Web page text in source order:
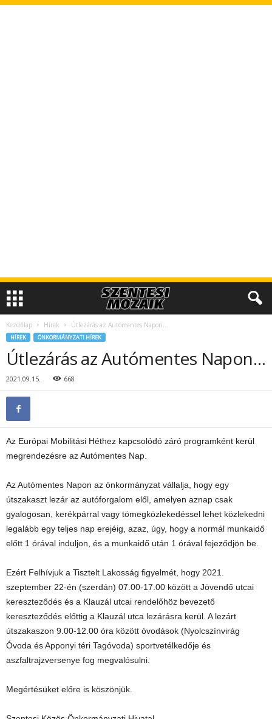
Kezdőlap Hírek Útlezárás az Autómentes Napon…
HÍREK ÖNKORMÁNYZATI HÍREK
Útlezárás az Autómentes Napon…
2021.09.15. 668
Az Európai Mobilitási Héthez kapcsolódó záró programként kerül
megrendezésre az Autómentes Nap.
Az Autómentes Napon az önkormányzat vállalja, hogy egy
útszakaszt lezár az autóforgalom elől, amelyen aznap csak
gyalogosan, kerékpárral vagy tömegközlekedéssel lehet közlekedni
legalább egy teljes nap erejéig, azaz, úgy, hogy a normál munkaidő
előtt 1 órával induljon, és a munkaidő után 1 órával fejeződjön be.
Ezért Felhívjuk a Tisztelt Lakosság figyelmét, hogy 2021.
szeptember 22-én (szerdán) 07.00-17.00 között a Jövendő utcai
kereszteződés és a Klauzál utcai rendelőhöz bevezető
kereszteződés előttig a Klauzál utca lezárásra kerül. A lezárt
útszakaszon 9.00-12.00 óra között óvodások (Nyolcszínvirág
Óvoda és Apponyi téri Tagóvoda) sportvetélkedője és
aszfaltrajzversenye fog megvalósulni.
Megértésüket előre is köszönjük.